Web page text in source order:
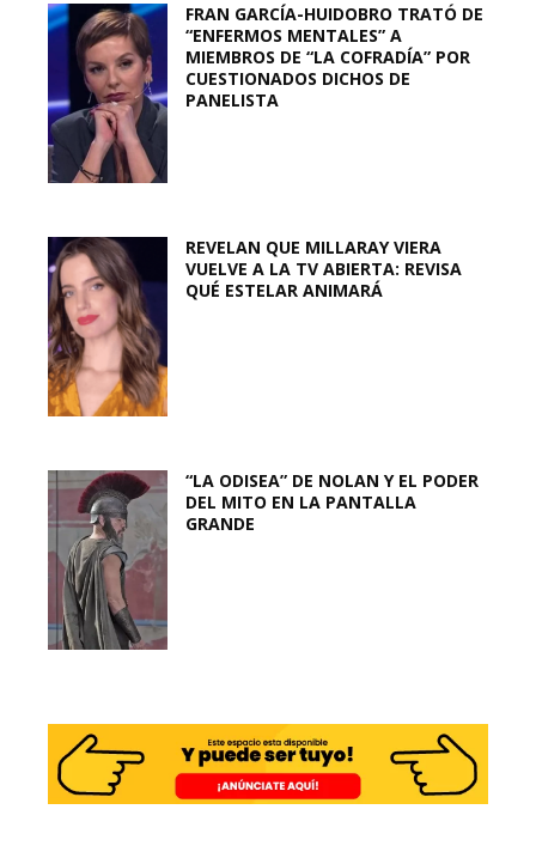
FRAN GARCÍA-HUIDOBRO TRATÓ DE
“ENFERMOS MENTALES” A
MIEMBROS DE “LA COFRADÍA” POR
CUESTIONADOS DICHOS DE
PANELISTA
REVELAN QUE MILLARAY VIERA
VUELVE A LA TV ABIERTA: REVISA
QUÉ ESTELAR ANIMARÁ
“LA ODISEA” DE NOLAN Y EL PODER
DEL MITO EN LA PANTALLA
GRANDE